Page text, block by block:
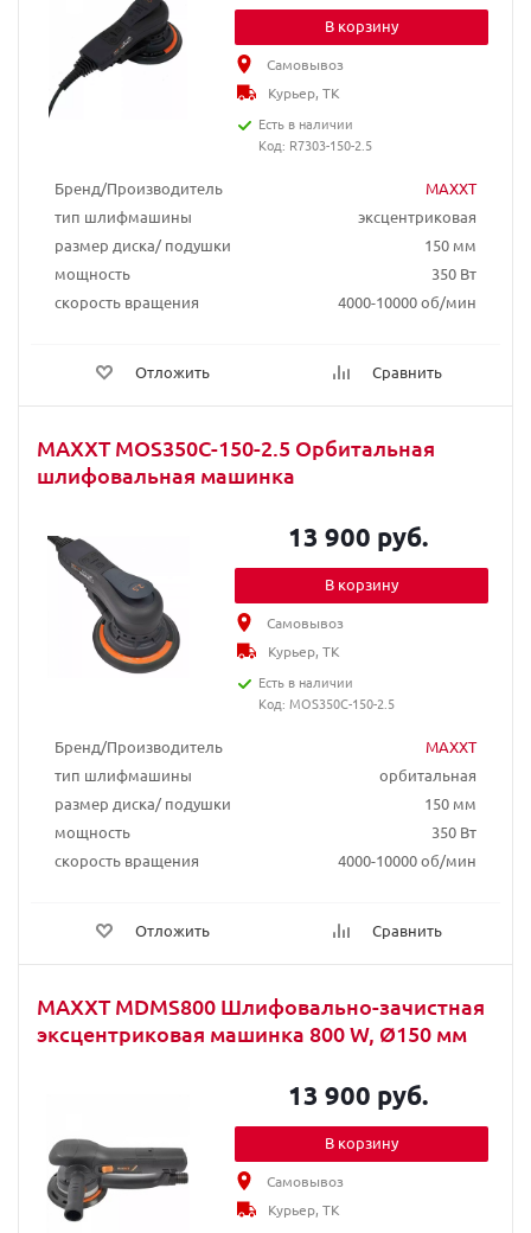
Бренд/Производитель
MAXXT
тип шлифмашины
эксцентриковая
размер диска/ подушки
150 мм
мощность
350 Вт
скорость вращения
4000-10000 об/мин
Отложить Сравнить
В корзину
Самовывоз
Курьер, ТК
Есть в наличии
Код: R7303-150-2.5
MAXXT MOS350C-150-2.5 Орбитальная
шлифовальная машинка
Бренд/Производитель
MAXXT
тип шлифмашины
орбитальная
размер диска/ подушки
150 мм
мощность
350 Вт
скорость вращения
4000-10000 об/мин
Отложить Сравнить
13 900 руб.
В корзину
Самовывоз
Курьер, ТК
Есть в наличии
Код: MOS350C-150-2.5
MAXXT MDMS800 Шлифовально-зачистная
эксцентриковая машинка 800 W, Ø150 мм
13 900 руб.
В корзину
Самовывоз
Курьер, ТК